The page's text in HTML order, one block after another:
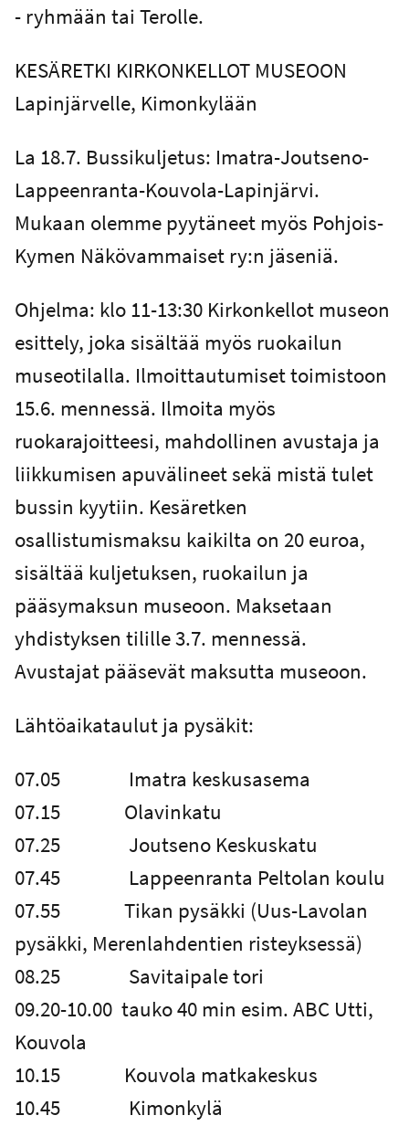
- ryhmään tai Terolle.
KESÄRETKI KIRKONKELLOT MUSEOON
Lapinjärvelle, Kimonkylään
La 18.7. Bussikuljetus: Imatra-Joutseno-
Lappeenranta-Kouvola-Lapinjärvi.
Mukaan olemme pyytäneet myös Pohjois-
Kymen Näkövammaiset ry:n jäseniä.
Ohjelma: klo 11-13:30 Kirkonkellot museon
esittely, joka sisältää myös ruokailun
museotilalla. Ilmoittautumiset toimistoon
15.6. mennessä. Ilmoita myös
ruokarajoitteesi, mahdollinen avustaja ja
liikkumisen apuvälineet sekä mistä tulet
bussin kyytiin. Kesäretken
osallistumismaksu kaikilta on 20 euroa,
sisältää kuljetuksen, ruokailun ja
pääsymaksun museoon. Maksetaan
yhdistyksen tilille 3.7. mennessä.
Avustajat pääsevät maksutta museoon.
Lähtöaikataulut ja pysäkit:
07.05 Imatra keskusasema
07.15 Olavinkatu
07.25 Joutseno Keskuskatu
07.45 Lappeenranta Peltolan koulu
07.55 Tikan pysäkki (Uus-Lavolan
pysäkki, Merenlahdentien risteyksessä)
08.25 Savitaipale tori
09.20-10.00 tauko 40 min esim. ABC Utti,
Kouvola
10.15 Kouvola matkakeskus
10.45 Kimonkylä